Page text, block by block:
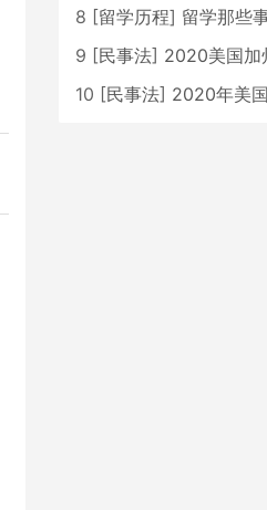
8 [留学历程] 留学那些事儿 ——
9 [民事法] 2020美国加
10 [民事法] 2020年美